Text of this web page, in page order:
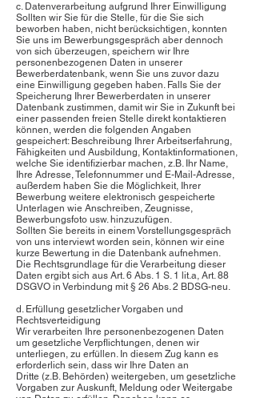
c. Datenverarbeitung aufgrund Ihrer Einwilligung
Sollten wir Sie für die Stelle, für die Sie sich
beworben haben, nicht berücksichtigen, konnten
Sie uns im Bewerbungsgespräch aber dennoch
von sich überzeugen, speichern wir Ihre
personenbezogenen Daten in unserer
Bewerberdatenbank, wenn Sie uns zuvor dazu
eine Einwilligung gegeben haben. Falls Sie der
Speicherung Ihrer Bewerberdaten in unserer
Datenbank zustimmen, damit wir Sie in Zukunft bei
einer passenden freien Stelle direkt kontaktieren
können, werden die folgenden Angaben
gespeichert: Beschreibung Ihrer Arbeitserfahrung,
Fähigkeiten und Ausbildung, Kontaktinformationen,
welche Sie identifizierbar machen, z.B. Ihr Name,
Ihre Adresse, Telefonnummer und E-Mail-Adresse,
außerdem haben Sie die Möglichkeit, Ihrer
Bewerbung weitere elektronisch gespeicherte
Unterlagen wie Anschreiben, Zeugnisse,
Bewerbungsfoto usw. hinzuzufügen.
Sollten Sie bereits in einem Vorstellungsgespräch
von uns interviewt worden sein, können wir eine
kurze Bewertung in die Datenbank aufnehmen.
Die Rechtsgrundlage für die Verarbeitung dieser
Daten ergibt sich aus Art. 6 Abs. 1 S. 1 lit.a, Art. 88
DSGVO in Verbindung mit § 26 Abs. 2 BDSG-neu.
d. Erfüllung gesetzlicher Vorgaben und
Rechtsverteidigung
Wir verarbeiten Ihre personenbezogenen Daten
um gesetzliche Verpflichtungen, denen wir
unterliegen, zu erfüllen. In diesem Zug kann es
erforderlich sein, dass wir Ihre Daten an
Dritte (z.B. Behörden) weitergeben, um gesetzliche
Vorgaben zur Auskunft, Meldung oder Weitergabe